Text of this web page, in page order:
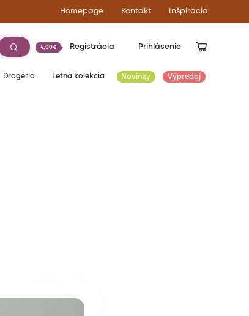
Homepage Kontakt Inšpirácia
4,00€ Registrácia Prihlásenie
Drogéria Letná kolekcia Novinky Výpredaj